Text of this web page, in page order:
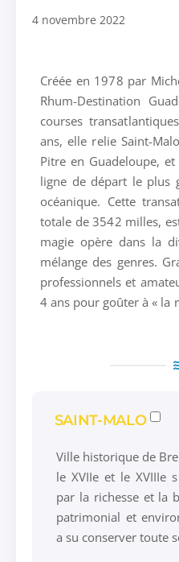
4 novembre 2022
Créée en 1978 par
Rhum-Destination
courses
ans, elle relie Saint-
Pitre en Guadeloupe,
ligne de départ le plus
océanique. Cette
totale de 3542 milles,
magie opère dans la
mélange des genres.
professionnels et
4 ans pour goûter à « la
SAINT-MALO
Ville historique de
le XVIIe et le XVIIIe
par la richesse et la
patrimonial et
a su conserver toute